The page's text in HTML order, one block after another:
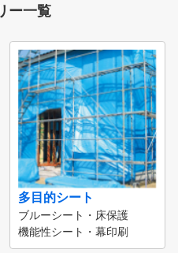
ー一覧
多目的シート
ブルーシート・床保護
機能性シート・幕印刷